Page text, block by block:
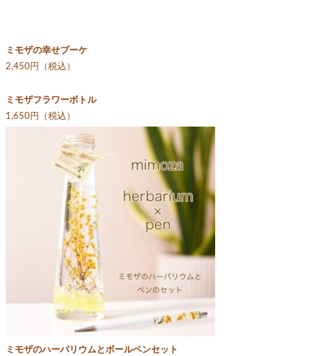
ミモザの幸せブーケ
2,450円（税込）
ミモザフラワーボトル
1,650円（税込）
ミモザのハーバリウムとボールペンセット